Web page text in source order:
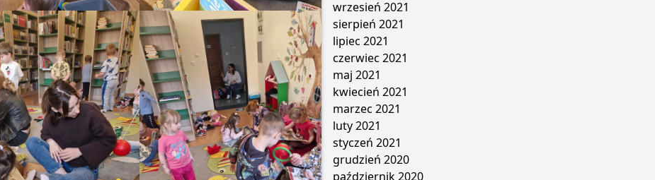
wrzesień 2021
sierpień 2021
lipiec 2021
czerwiec 2021
maj 2021
kwiecień 2021
marzec 2021
luty 2021
styczeń 2021
grudzień 2020
październik 2020